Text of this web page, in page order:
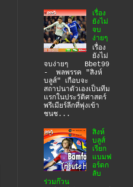
เรื่อง
ยังไม่
จบ
ง่ายๆ
เรื่อง
ยังไม่
จบง่ายๆ Bbet99
- พลพรรค "สิงห์
บลูส์" เกือบจะ
สถาปนาตัวเองเป็นทีม
แรกในประวัติศาสตร์
พรีเมียร์ลีกที่พุ่งเข้า
ชนช...
สิงห์
บลูส์
เรียก
แบมฟ
อร์ดก
ลับ
ร่วมก๊วน